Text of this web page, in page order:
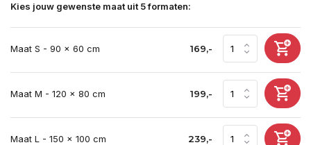
Kies jouw gewenste maat uit 5 formaten:
Maat S - 90 x 60 cm 169,-
Maat M - 120 x 80 cm 199,-
Maat L - 150 x 100 cm 239,-